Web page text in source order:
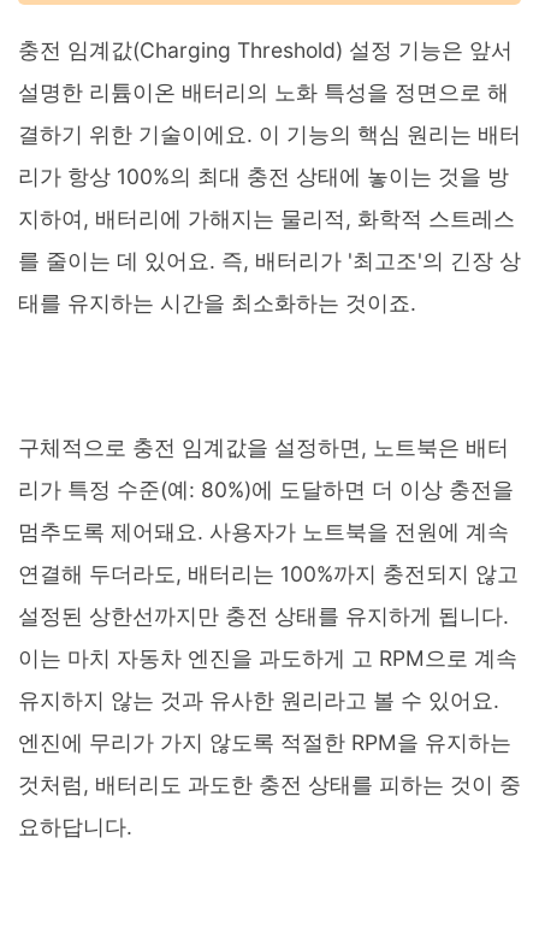
충전 임계값(Charging Threshold) 설정 기능은 앞서
설명한 리튬이온 배터리의 노화 특성을 정면으로 해
결하기 위한 기술이에요. 이 기능의 핵심 원리는 배터
리가 항상 100%의 최대 충전 상태에 놓이는 것을 방
지하여, 배터리에 가해지는 물리적, 화학적 스트레스
를 줄이는 데 있어요. 즉, 배터리가 '최고조'의 긴장 상
태를 유지하는 시간을 최소화하는 것이죠.
구체적으로 충전 임계값을 설정하면, 노트북은 배터
리가 특정 수준(예: 80%)에 도달하면 더 이상 충전을
멈추도록 제어돼요. 사용자가 노트북을 전원에 계속
연결해 두더라도, 배터리는 100%까지 충전되지 않고
설정된 상한선까지만 충전 상태를 유지하게 됩니다.
이는 마치 자동차 엔진을 과도하게 고 RPM으로 계속
유지하지 않는 것과 유사한 원리라고 볼 수 있어요.
엔진에 무리가 가지 않도록 적절한 RPM을 유지하는
것처럼, 배터리도 과도한 충전 상태를 피하는 것이 중
요하답니다.